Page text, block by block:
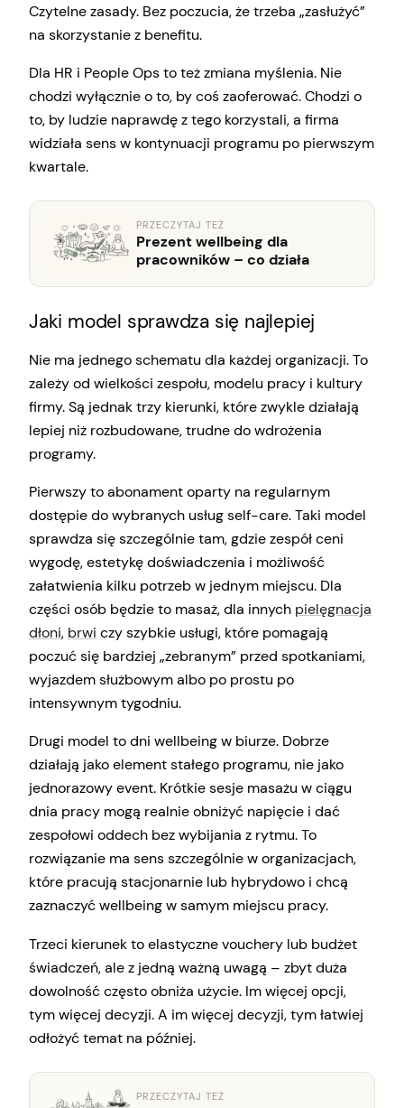
Czytelne zasady. Bez poczucia, że trzeba „zasłużyć”
na skorzystanie z benefitu.
Dla HR i People Ops to też zmiana myślenia. Nie
chodzi wyłącznie o to, by coś zaoferować. Chodzi o
to, by ludzie naprawdę z tego korzystali, a firma
widziała sens w kontynuacji programu po pierwszym
kwartale.
PRZECZYTAJ TEŻ
Prezent wellbeing dla
pracowników – co działa
Jaki model sprawdza się najlepiej
Nie ma jednego schematu dla każdej organizacji. To
zależy od wielkości zespołu, modelu pracy i kultury
firmy. Są jednak trzy kierunki, które zwykle działają
lepiej niż rozbudowane, trudne do wdrożenia
programy.
Pierwszy to abonament oparty na regularnym
dostępie do wybranych usług self-care. Taki model
sprawdza się szczególnie tam, gdzie zespół ceni
wygodę, estetykę doświadczenia i możliwość
załatwienia kilku potrzeb w jednym miejscu. Dla
części osób będzie to masaż, dla innych pielęgnacja
dłoni, brwi czy szybkie usługi, które pomagają
poczuć się bardziej „zebranym” przed spotkaniami,
wyjazdem służbowym albo po prostu po
intensywnym tygodniu.
Drugi model to dni wellbeing w biurze. Dobrze
działają jako element stałego programu, nie jako
jednorazowy event. Krótkie sesje masażu w ciągu
dnia pracy mogą realnie obniżyć napięcie i dać
zespołowi oddech bez wybijania z rytmu. To
rozwiązanie ma sens szczególnie w organizacjach,
które pracują stacjonarnie lub hybrydowo i chcą
zaznaczyć wellbeing w samym miejscu pracy.
Trzeci kierunek to elastyczne vouchery lub budżet
świadczeń, ale z jedną ważną uwagą – zbyt duża
dowolność często obniża użycie. Im więcej opcji,
tym więcej decyzji. A im więcej decyzji, tym łatwiej
odłożyć temat na później.
PRZECZYTAJ TEŻ